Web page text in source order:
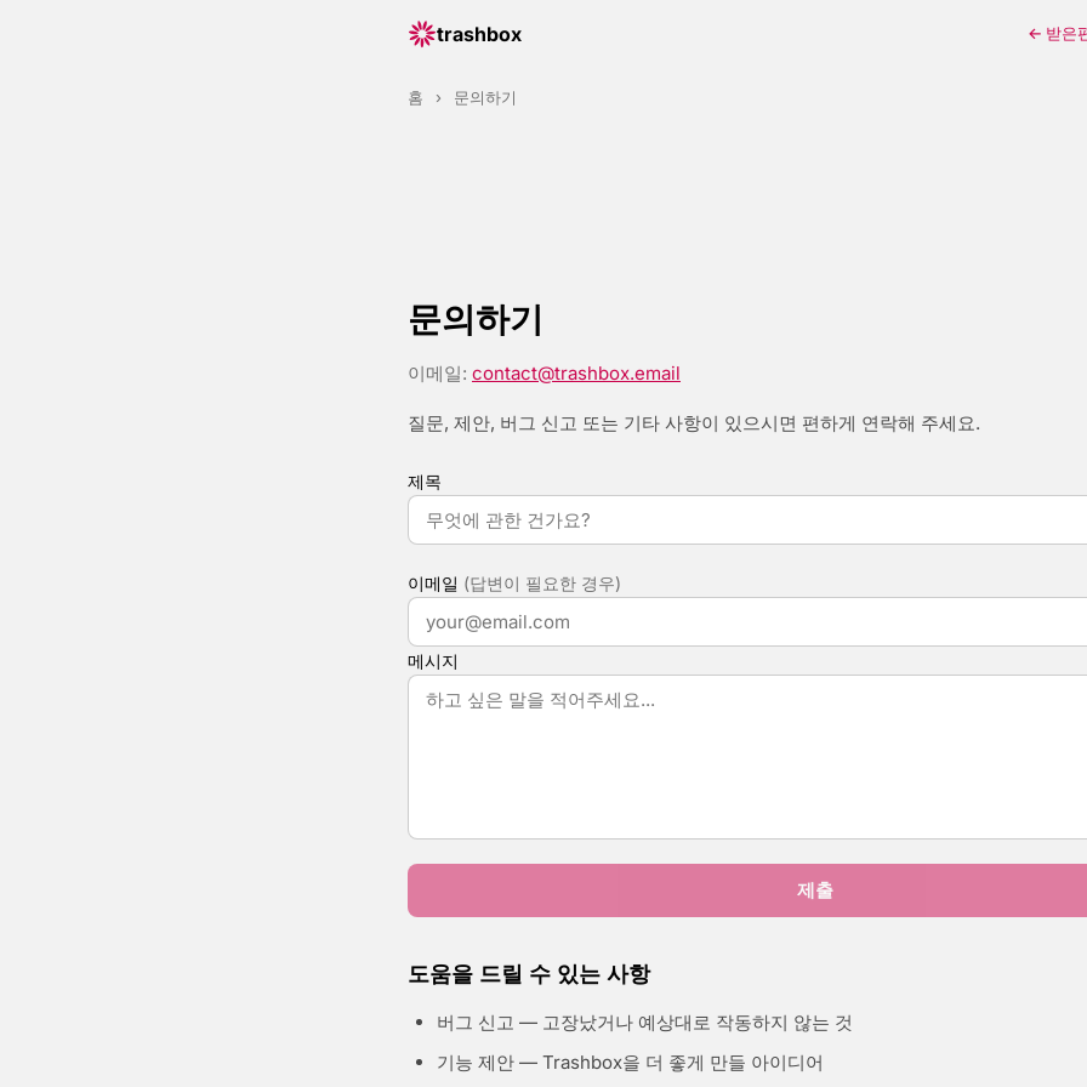
trashbox ← 받은
홈 › 문의하기
문의하기
이메일: contact@trashbox.email
질문, 제안, 버그 신고 또는 기타 사항이 있으시면 편하게 연락해 주세요.
제목
이메일 (답변이 필요한 경우)
메시지
제출
도움을 드릴 수 있는 사항
버그 신고 — 고장났거나 예상대로 작동하지 않는 것
기능 제안 — Trashbox을 더 좋게 만들 아이디어